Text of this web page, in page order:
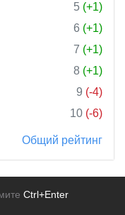
5 (+1)
6 (+1)
7 (+1)
8 (+1)
9 (-4)
10 (-6)
Общий рейтинг
Ctrl+Enter